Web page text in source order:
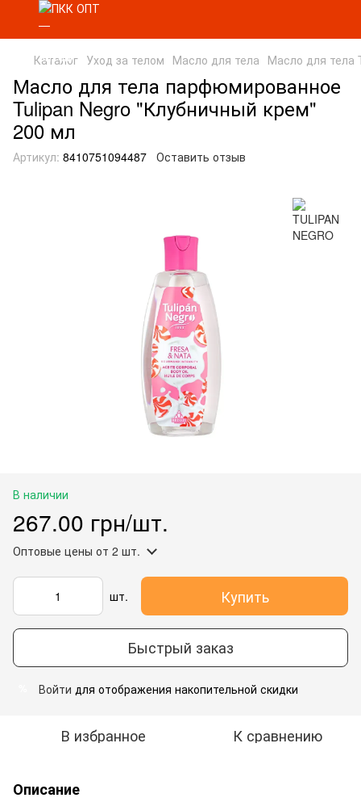
Каталог Уход за телом Масло для тела Масло для тела
Масло для тела парфюмированное
Tulipan Negro "Клубничный крем"
200 мл
Артикул: 8410751094487 Оставить отзыв
В наличии
267.00 грн/шт.
Оптовые цены от 2 шт.
шт. Купить
Быстрый заказ
Войти для отображения накопительной скидки
В избранное К сравнению
Описание